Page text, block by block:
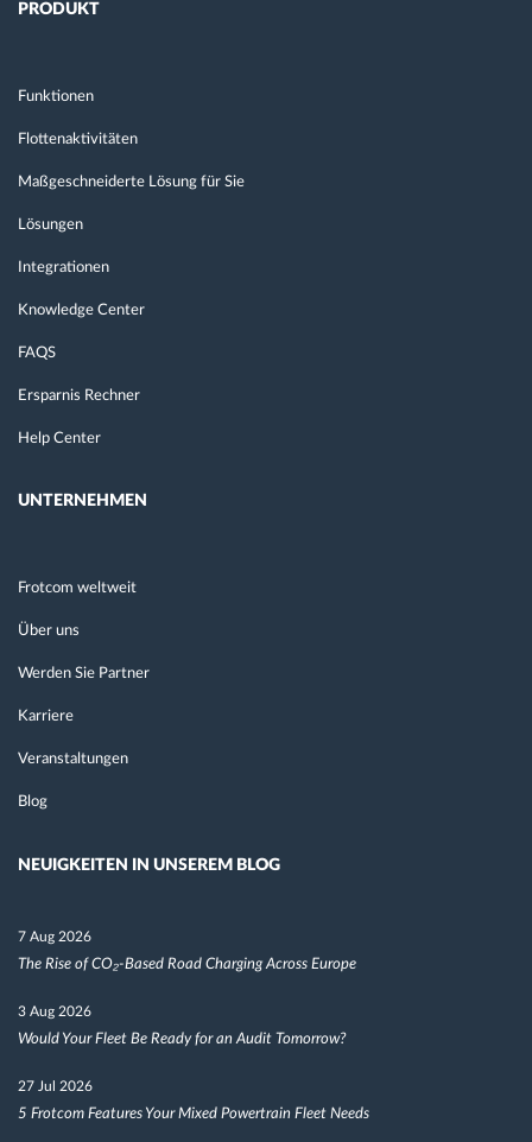
PRODUKT
Funktionen
Flottenaktivitäten
Maßgeschneiderte Lösung für Sie
Lösungen
Integrationen
Knowledge Center
FAQS
Ersparnis Rechner
Help Center
UNTERNEHMEN
Frotcom weltweit
Über uns
Werden Sie Partner
Karriere
Veranstaltungen
Blog
NEUIGKEITEN IN UNSEREM BLOG
7 Aug 2026
The Rise of CO₂-Based Road Charging Across Europe
3 Aug 2026
Would Your Fleet Be Ready for an Audit Tomorrow?
27 Jul 2026
5 Frotcom Features Your Mixed Powertrain Fleet Needs